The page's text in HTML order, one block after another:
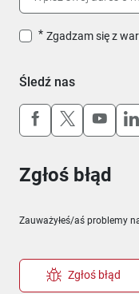
Zgadzam się z
Śledź nas
Uwaga, link
Uwaga,
Zgłoś błąd
Zauważyłeś/aś problemy
Zgłoś błąd